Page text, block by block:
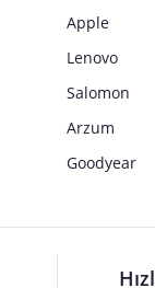
Apple
Lenovo
Salomon
Arzum
Goodyear